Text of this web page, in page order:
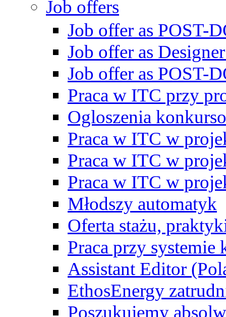
Job offers
Job offer as POST-
Job offer as
Job offer as POST-
Praca w ITC przy
Ogloszenia
Praca w ITC w
Praca w ITC w
Praca w ITC w
Młodszy automatyk
Oferta stażu,
Praca przy
Assistant Editor
EthosEnergy
Poszukujemy